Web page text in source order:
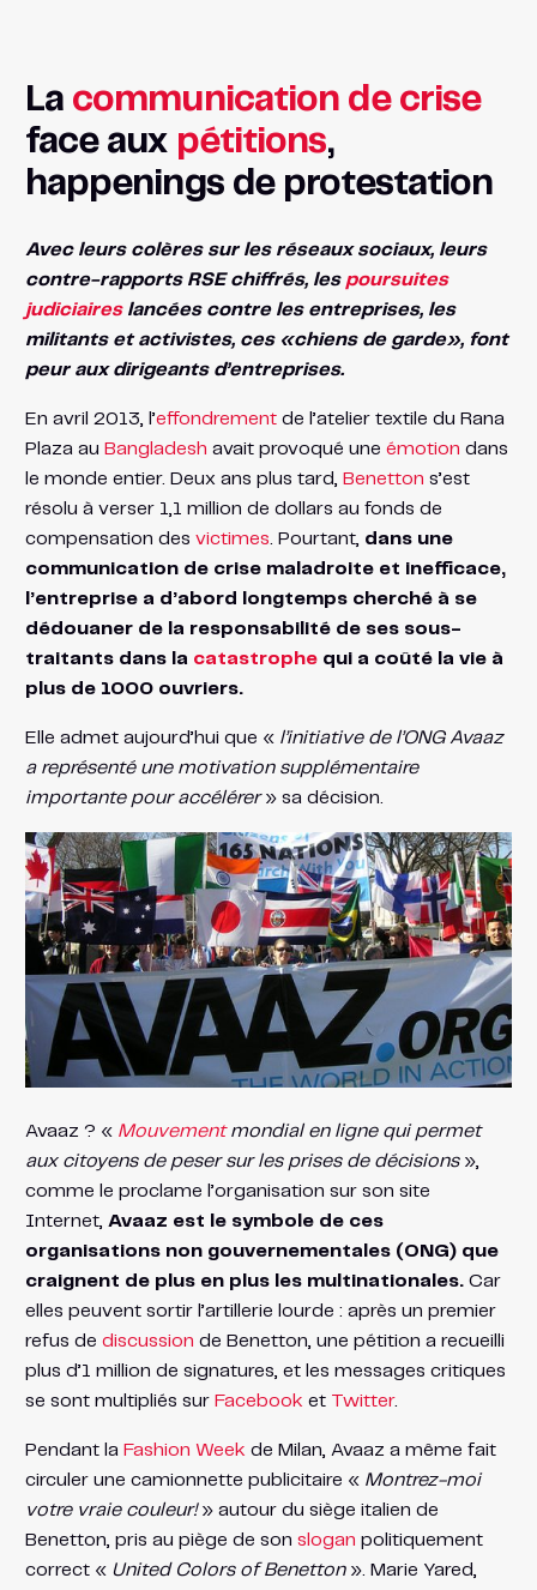
La communication de crise
face aux pétitions,
happenings de protestation
Avec leurs colères sur les réseaux sociaux, leurs
contre-rapports RSE chiffrés, les poursuites
judiciaireslancées contre les entreprises, les
militants et activistes, ces «chiens de garde», font
peur aux dirigeants d’entreprises.
En avril 2013, l’effondrementde l’atelier textile du Rana
Plaza au Bangladesh avait provoqué une émotion dans
le monde entier. Deux ans plus tard, Benetton s’est
résolu à verser 1,1 million de dollars au fonds de
compensation des victimes . Pourtant, dans une
communication de crise maladroite et inefficace,
l’entreprise a d’abord longtemps cherché à se
dédouaner de la responsabilité de ses sous-
traitants dans la catastrophequi a coûté la vie à
plus de 1000 ouvriers.
Elle admet aujourd’hui que « l’initiative de l’ONG Avaaz
a représenté une motivation supplémentaire
importante pour accélérer» sa décision.
Avaaz ? « Mouvementmondial en ligne qui permet
aux citoyens de peser sur les prises de décisions»,
comme le proclame l’organisation sur son site
Internet, Avaaz est le symbole de ces
organisations non gouvernementales (ONG) que
craignent de plus en plus les multinationales.Car
elles peuvent sortir l’artillerie lourde : après un premier
refus de discussion de Benetton, une pétition a recueilli
plus d’1 million de signatures, et les messages critiques
se sont multipliés sur Facebook et Twitter.
Pendant la Fashion Week de Milan, Avaaz a même fait
circuler une camionnette publicitaire « Montrez-moi
votre vraie couleur!» autour du siège italien de
Benetton, pris au piège de son slogan politiquement
correct « United Colors of Benetton». Marie Yared,